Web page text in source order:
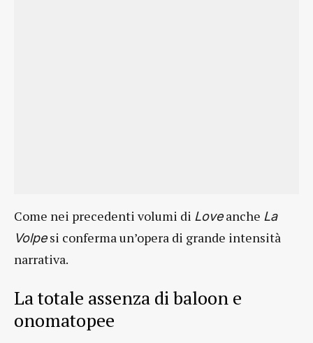
Come nei precedenti volumi di Loveanche La
Volpesi conferma un’opera di grande intensità
narrativa.
La totale assenza di baloon e
onomatopee